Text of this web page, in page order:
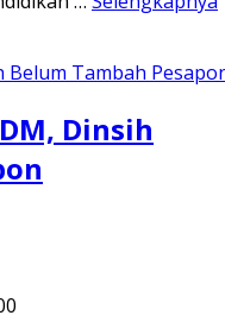
Dinsih